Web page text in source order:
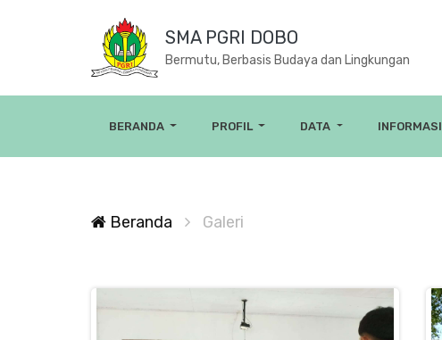
SMA PGRI DOBO
Bermutu, Berbasis Budaya dan Lingkungan
BERANDA PROFIL DATA INFORMASI
Beranda Galeri